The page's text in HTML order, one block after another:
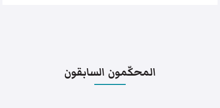
المحكّمون السابقون